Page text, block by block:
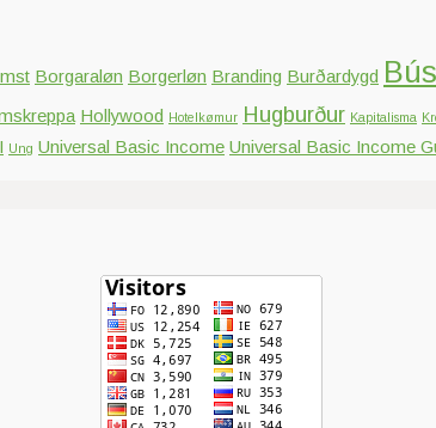
Borgaraløn Borgerløn Branding Burðardygd
Hollywood Hotelkømur Hugburður Kapitalisma
Ung Universal Basic Income Universal Basic Income